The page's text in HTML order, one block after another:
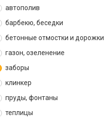
автополив
барбекю, беседки
бетонные отмостки и дорожки
газон, озеленение
заборы
клинкер
пруды, фонтаны
теплицы